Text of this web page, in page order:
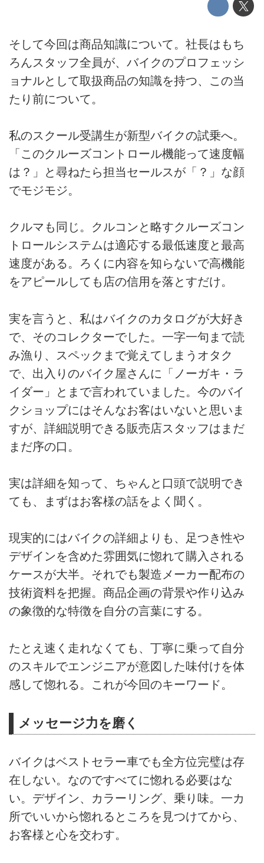
そして今回は商品知識について。社長はもち
ろんスタッフ全員が、バイクのプロフェッシ
ョナルとして取扱商品の知識を持つ、この当
たり前について。
私のスクール受講生が新型バイクの試乗へ。
「このクルーズコントロール機能って速度幅
は？」と尋ねたら担当セールスが「？」な顔
でモジモジ。
クルマも同じ。クルコンと略すクルーズコン
トロールシステムは適応する最低速度と最高
速度がある。ろくに内容を知らないで高機能
をアピールしても店の信用を落とすだけ。
実を言うと、私はバイクのカタログが大好き
で、そのコレクターでした。一字一句まで読
み漁り、スペックまで覚えてしまうオタク
で、出入りのバイク屋さんに「ノーガキ・ラ
イダー」とまで言われていました。今のバイ
クショップにはそんなお客はいないと思いま
すが、詳細説明できる販売店スタッフはまだ
まだ序の口。
実は詳細を知って、ちゃんと口頭で説明でき
ても、まずはお客様の話をよく聞く。
現実的にはバイクの詳細よりも、足つき性や
デザインを含めた雰囲気に惚れて購入される
ケースが大半。それでも製造メーカー配布の
技術資料を把握。商品企画の背景や作り込み
の象徴的な特徴を自分の言葉にする。
たとえ速く走れなくても、丁寧に乗って自分
のスキルでエンジニアが意図した味付けを体
感して惚れる。これが今回のキーワード。
メッセージ力を磨く
バイクはベストセラー車でも全方位完璧は存
在しない。なのですべてに惚れる必要はな
い。デザイン、カラーリング、乗り味。一カ
所でいいから惚れるところを見つけてから、
お客様と心を交わす。